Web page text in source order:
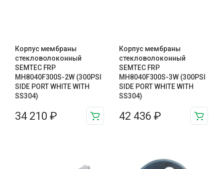
Корпус мембраны
стекловолоконный
SEMTEC FRP
MH8040F300S-2W (300PSI
SIDE PORT WHITE WITH
SS304)
34 210 ₽
Корпус мембраны
стекловолоконный
SEMTEC FRP
MH8040F300S-3W (300PSI
SIDE PORT WHITE WITH
SS304)
42 436 ₽